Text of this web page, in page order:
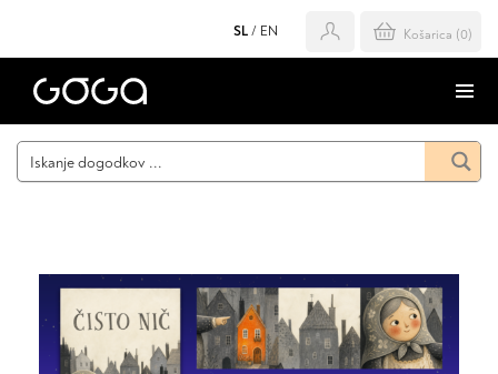
SL / EN Košarica (0)